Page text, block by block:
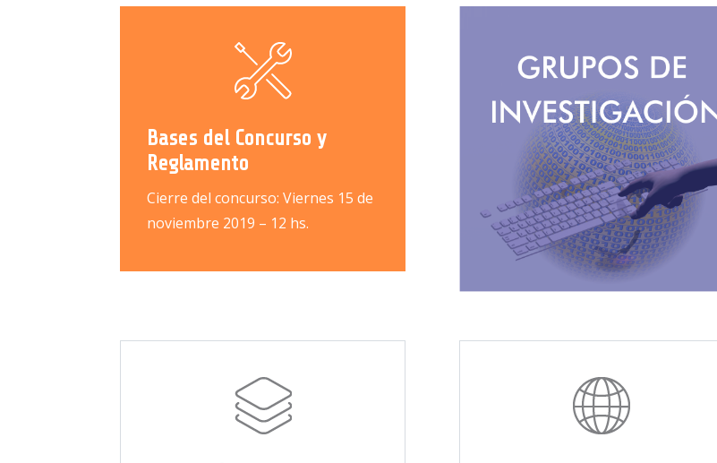
Bases del Concurso y
Reglamento
Cierre del concurso: Viernes 15 de
noviembre 2019 – 12 hs.